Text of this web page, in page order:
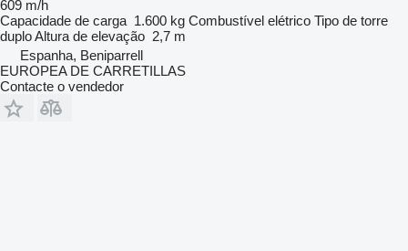
609 m/h
Capacidade de carga 1.600 kg Combustível elétrico Tipo de torre
duploAltura de elevação 2,7 m
Espanha, Beniparrell
EUROPEA DE CARRETILLAS
Contacte o vendedor